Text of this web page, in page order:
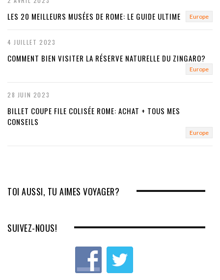
LES 20 MEILLEURS MUSÉES DE ROME: LE GUIDE ULTIME Europe
4 JUILLET 2023
COMMENT BIEN VISITER LA RÉSERVE NATURELLE DU ZINGARO?
Europe
28 JUIN 2023
BILLET COUPE FILE COLISÉE ROME: ACHAT + TOUS MES
CONSEILS
Europe
TOI AUSSI, TU AIMES VOYAGER?
SUIVEZ-NOUS!